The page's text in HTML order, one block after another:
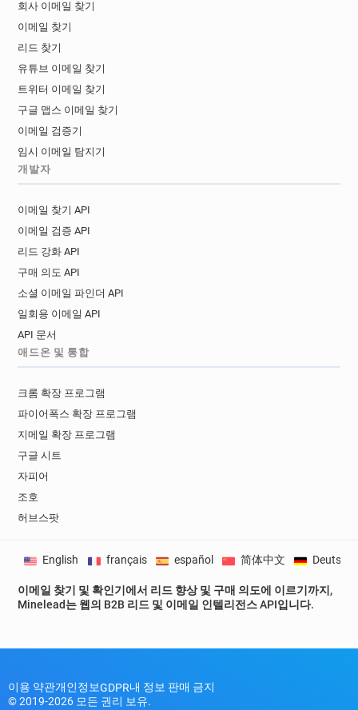
회사 이메일 찾기
이메일 찾기
리드 찾기
유튜브 이메일 찾기
트위터 이메일 찾기
구글 맵스 이메일 찾기
이메일 검증기
임시 이메일 탐지기
개발자
이메일 찾기 API
이메일 검증 API
리드 강화 API
구매 의도 API
소셜 이메일 파인더 API
일회용 이메일 API
API 문서
애드온 및 통합
크롬 확장 프로그램
파이어폭스 확장 프로그램
지메일 확장 프로그램
구글 시트
자피어
조호
허브스팟
이메일 찾기 및 확인기에서 리드 향상 및 구매 의도에 이르기까지,
Minelead는 웹의 B2B 리드 및 이메일 인텔리전스 API입니다.
English français español 简体中文 Deutsch
이용 약관개인정보GDPR내 정보 판매 금지
© 2019-2026 모든 권리 보유.